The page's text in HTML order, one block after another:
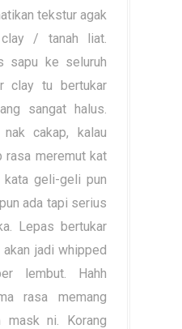
tekstur agak
/ tanah liat.
sapu ke seluruh
clay tu bertukar
sangat halus.
cakap, kalau
rasa meremut kat
kata geli-geli pun
ada tapi serius
Lepas bertukar
jadi whipped
lembut. Hahh
rasa memang
mask ni. Korang